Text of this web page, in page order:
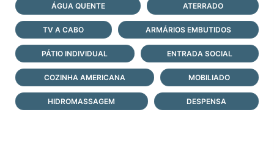
ÁGUA QUENTE ATERRADO
TV A CABO ARMÁRIOS EMBUTIDOS
PÁTIO INDIVIDUAL ENTRADA SOCIAL
COZINHA AMERICANA MOBILIADO
HIDROMASSAGEM DESPENSA